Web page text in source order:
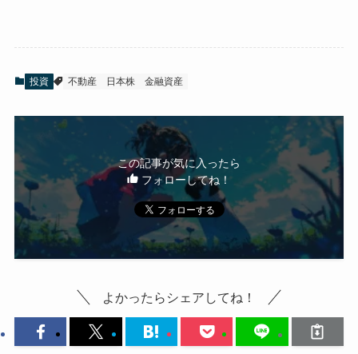
投資 不動産 日本株 金融資産
この記事が気に入ったら
フォローしてね！
よかったらシェアしてね！